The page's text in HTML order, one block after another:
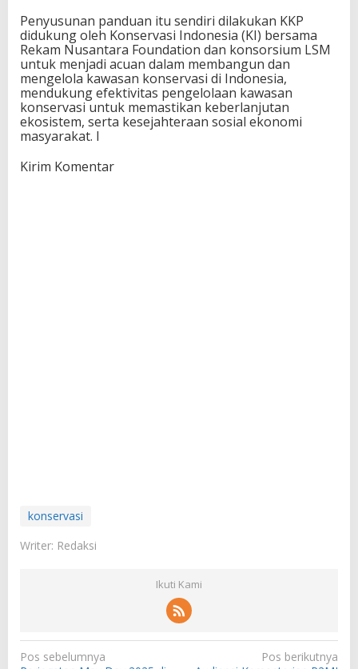
Penyusunan panduan itu sendiri dilakukan KKP
didukung oleh Konservasi Indonesia (KI) bersama
Rekam Nusantara Foundation dan konsorsium LSM
untuk menjadi acuan dalam membangun dan
mengelola kawasan konservasi di Indonesia,
mendukung efektivitas pengelolaan kawasan
konservasi untuk memastikan keberlanjutan
ekosistem, serta kesejahteraan sosial ekonomi
masyarakat. I
Kirim Komentar
konservasi
Writer: Redaksi
Ikuti Kami
N
Pos sebelumnya
Pos berikutnya